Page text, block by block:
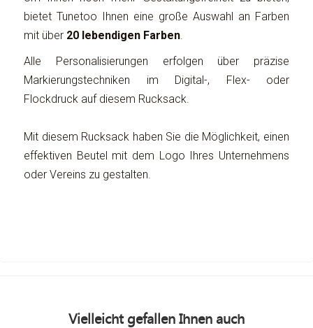
bietet Tunetoo Ihnen eine große Auswahl an Farben
mit über 20 lebendigen Farben.
Alle Personalisierungen erfolgen über präzise
Markierungstechniken im Digital-, Flex- oder
Flockdruck auf diesem Rucksack.
Mit diesem Rucksack haben Sie die Möglichkeit, einen
effektiven Beutel mit dem Logo Ihres Unternehmens
oder Vereins zu gestalten.
Vielleicht gefallen Ihnen auch